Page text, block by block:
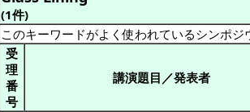
(1件)
このキーワードがよく使われているシンポ
受
理
番
号
講演題目／発表者